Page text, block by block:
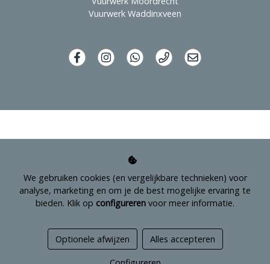
We gebruiken cookies (en vergelijkbare technieken) voor
analyse, marketing en om je de best mogelijke ervaring te
bieden. Klik op configureren voor meer informatie.
Optionele afwijzen Alles accepteren
Vuurwerk Waddinxveen
Managed hosting
Webshopontwikkeling